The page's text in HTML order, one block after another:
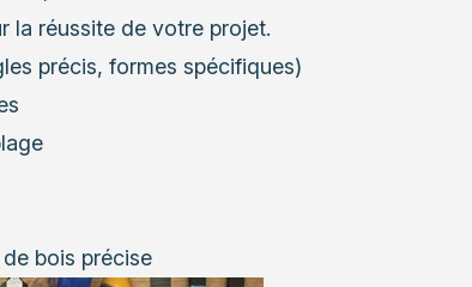
la réussite de votre projet.
précis, formes spécifiques)
bois précise